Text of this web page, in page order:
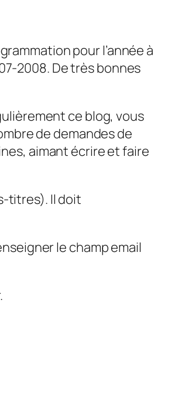
pour l’année à
2008. De très bonnes
ce blog, vous
de demandes de
aimant écrire et faire
titres). Il doit
le champ email